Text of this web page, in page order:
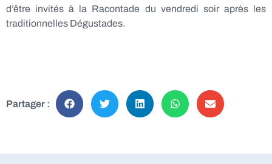
d’être invités à la Racontade du vendredi soir après les
traditionnelles Dégustades.
Partager :